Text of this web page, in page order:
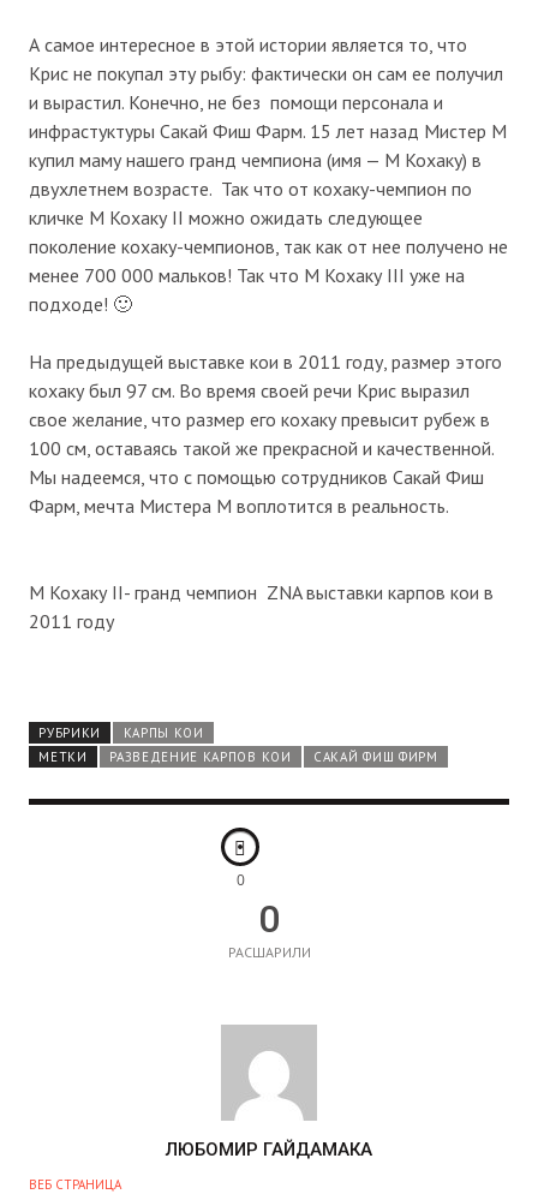
А самое интересное в этой истории является то, что
Крис не покупал эту рыбу: фактически он сам ее получил
и вырастил. Конечно, не без помощи персонала и
инфрастуктуры Сакай Фиш Фарм. 15 лет назад Мистер М
купил маму нашего гранд чемпиона (имя — М Кохаку) в
двухлетнем возрасте. Так что от кохаку-чемпион по
кличке М Кохаку II можно ожидать следующее
поколение кохаку-чемпионов, так как от нее получено не
менее 700 000 мальков! Так что М Кохаку III уже на
подходе! 🙂
На предыдущей выставке кои в 2011 году, размер этого
кохаку был 97 см. Во время своей речи Крис выразил
свое желание, что размер его кохаку превысит рубеж в
100 см, оставаясь такой же прекрасной и качественной.
Мы надеемся, что с помощью сотрудников Сакай Фиш
Фарм, мечта Мистера М воплотится в реальность.
M Кохаку II- гранд чемпион ZNA выставки карпов кои в
2011 году
РУБРИКИ
КАРПЫ КОИ
МЕТКИ
РАЗВЕДЕНИЕ КАРПОВ КОИ САКАЙ ФИШ ФИРМ
0
0
РАСШАРИЛИ
В
ЛЮБОМИР ГАЙДАМАКА
ВЕБ СТРАНИЦА